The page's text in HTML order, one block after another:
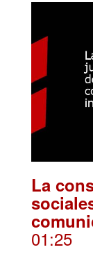
La
01:25